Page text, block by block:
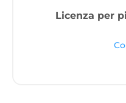
Licenza per